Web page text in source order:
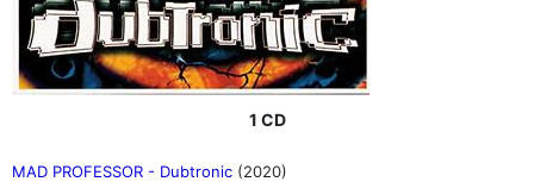
1 CD
MAD PROFESSOR - Dubtronic (2020)